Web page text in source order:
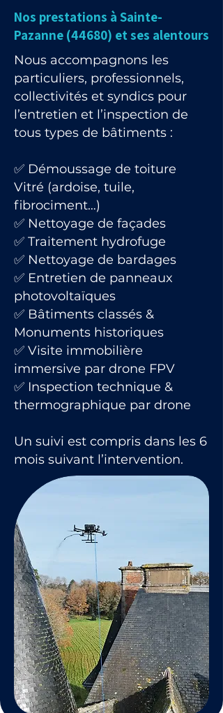
Nos prestations à Sainte-
Pazanne (44680) et ses alentours
Nous accompagnons les
particuliers, professionnels,
collectivités et syndics pour
l’entretien et l’inspection de
tous types de bâtiments :
✅ Démoussage de toiture
Vitré (ardoise, tuile,
fibrociment…)
✅ Nettoyage de façades
✅ Traitement hydrofuge
✅ Nettoyage de bardages
✅ Entretien de panneaux
photovoltaïques
✅ Bâtiments classés &
Monuments historiques
✅ Visite immobilière
immersive par drone FPV
✅ Inspection technique &
thermographique par drone
Un suivi est compris dans les 6
mois suivant l’intervention.